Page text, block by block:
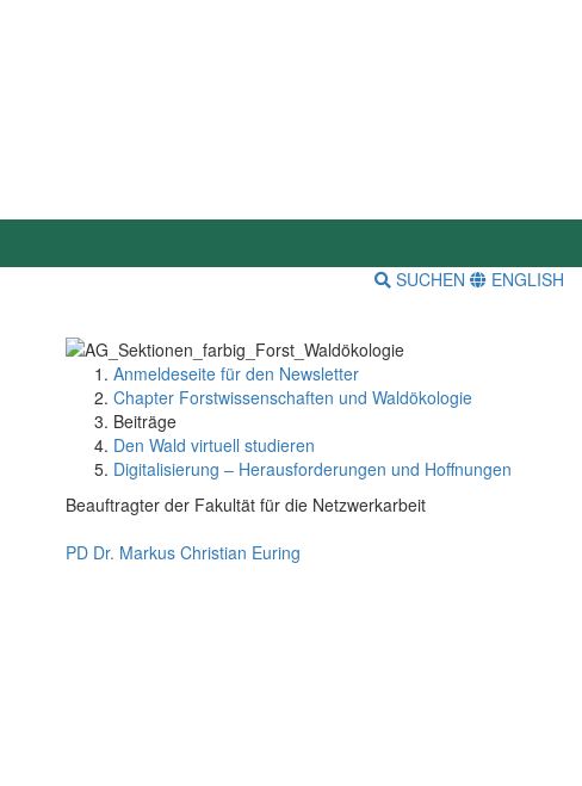
SUCHEN ENGLISH
Anmeldeseite für den Newsletter
Chapter Forstwissenschaften und Waldökologie
Beiträge
Den Wald virtuell studieren
Digitalisierung – Herausforderungen und Hoffnungen
Beauftragter der Fakultät für die Netzwerkarbeit
PD Dr. Markus Christian Euring